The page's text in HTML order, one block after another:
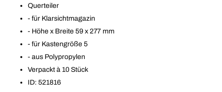
Querteiler
- für Klarsichtmagazin
- Höhe x Breite 59 x 277 mm
- für Kastengröße 5
- aus Polypropylen
Verpackt à 10 Stück
ID: 521816